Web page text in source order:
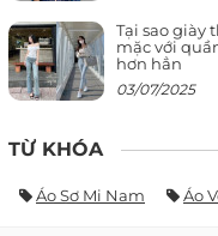
Tại sao giày
mặc với
hơn hẳn
03/07/2025
TỪ KHÓA
Áo Sơ Mi Nam Áo